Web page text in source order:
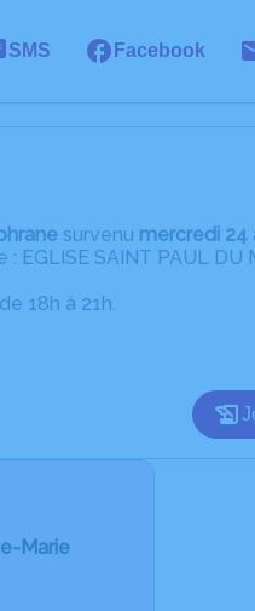
SMS Facebook
survenu mercredi 24
SAINT PAUL DU
18h à 21h.
Marie